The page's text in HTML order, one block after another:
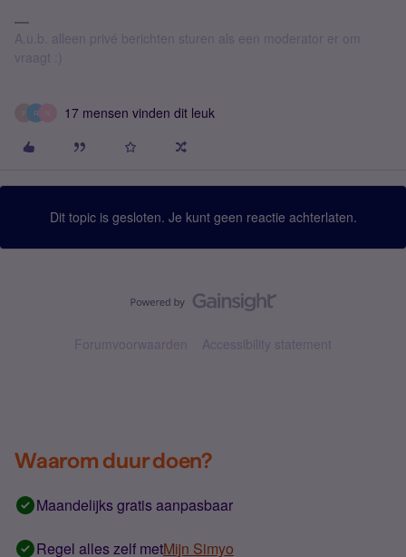
A.u.b. alleen privé berichten sturen als een moderator er om
vraagt :)
R 17 mensen vinden dit leuk
Dit topic is gesloten. Je kunt geen reactie achterlaten.
Forumvoorwaarden Accessibility statement
Waarom duur doen?
Maandelijks gratis aanpasbaar
Regel alles zelf metMijn Simyo